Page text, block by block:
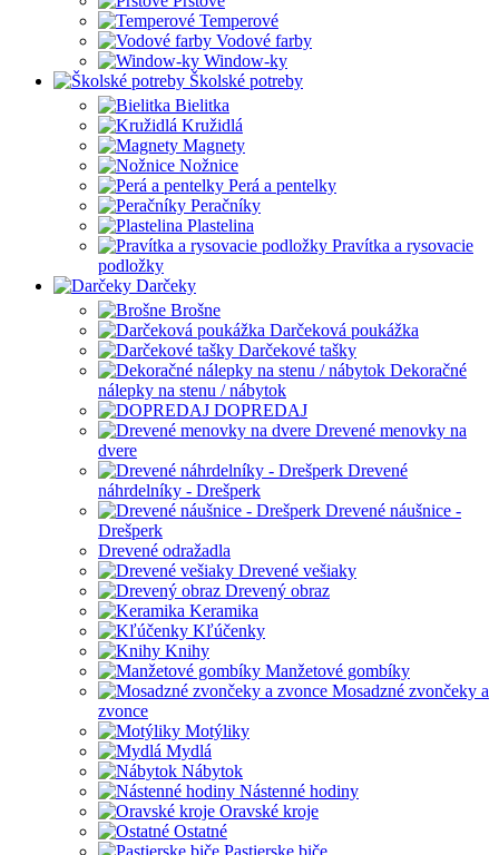
Temperové
Vodové farby
Window-ky
Školské potreby
Bielitka
Kružidlá
Magnety
Nožnice
Perá a pentelky
Peračníky
Plastelina
Pravítka a rysovacie
podložky
Darčeky
Brošne
Darčeková poukážka
Darčekové tašky
Dekoračné
nálepky na stenu / nábytok
DOPREDAJ
Drevené menovky na
dvere
Drevené
náhrdelníky - Drešperk
Drevené náušnice -
Drešperk
Drevené odražadla
Drevené vešiaky
Drevený obraz
Keramika
Kľúčenky
Knihy
Manžetové gombíky
Mosadzné zvončeky a
zvonce
Motýliky
Mydlá
Nábytok
Nástenné hodiny
Oravské kroje
Ostatné
Pastierske biče